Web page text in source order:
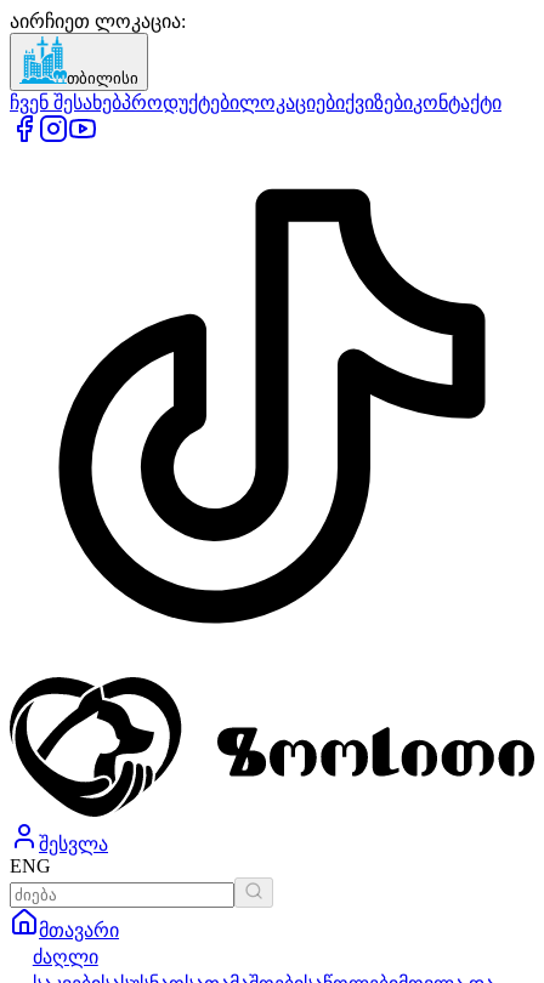
აირჩიეთ ლოკაცია:
თბილისი
ჩვენ შესახებპროდუქტებილოკაციებიქვიზებიკონტაქტი
შესვლა
ENG
მთავარი
ძაღლი